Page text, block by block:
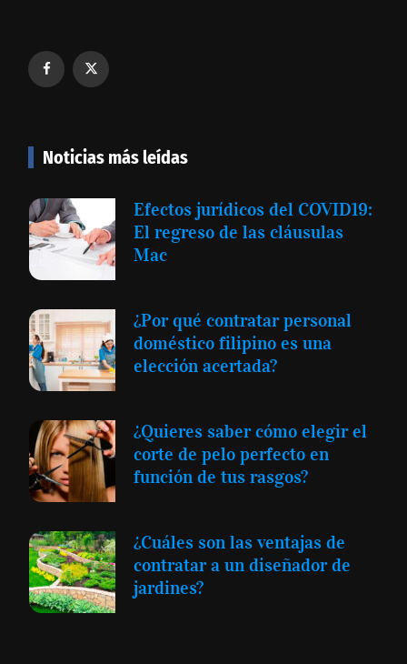
Noticias más leídas
Efectos jurídicos del COVID19:
El regreso de las cláusulas
Mac
¿Por qué contratar personal
doméstico filipino es una
elección acertada?
¿Quieres saber cómo elegir el
corte de pelo perfecto en
función de tus rasgos?
¿Cuáles son las ventajas de
contratar a un diseñador de
jardines?